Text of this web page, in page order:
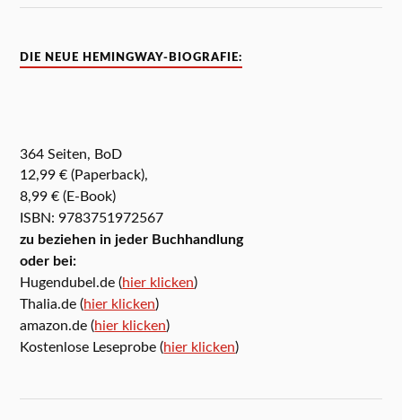
DIE NEUE HEMINGWAY-BIOGRAFIE:
364 Seiten, BoD
12,99 € (Paperback),
8,99 € (E-Book)
ISBN: 9783751972567
zu beziehen in jeder Buchhandlung
oder bei:
Hugendubel.de (hier klicken)
Thalia.de (hier klicken)
amazon.de (hier klicken)
Kostenlose Leseprobe (hier klicken)